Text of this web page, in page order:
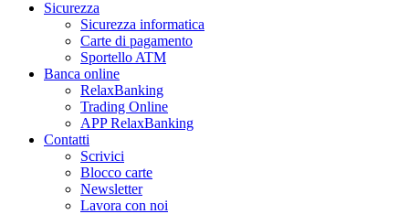
Sicurezza
Sicurezza informatica
Carte di pagamento
Sportello ATM
Banca online
RelaxBanking
Trading Online
APP RelaxBanking
Contatti
Scrivici
Blocco carte
Newsletter
Lavora con noi